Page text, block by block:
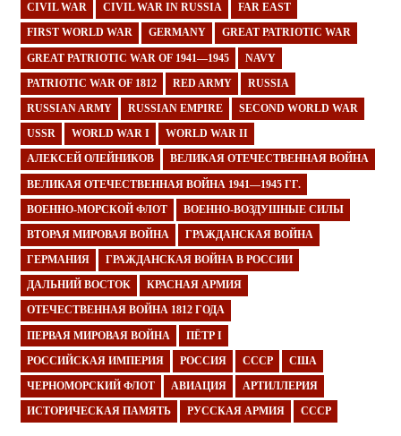
CIVIL WAR CIVIL WAR IN RUSSIA FAR EAST
FIRST WORLD WAR GERMANY GREAT PATRIOTIC WAR
GREAT PATRIOTIC WAR OF 1941—1945 NAVY
PATRIOTIC WAR OF 1812 RED ARMY RUSSIA
RUSSIAN ARMY RUSSIAN EMPIRE SECOND WORLD WAR
USSR WORLD WAR I WORLD WAR II
АЛЕКСЕЙ ОЛЕЙНИКОВ ВЕЛИКАЯ ОТЕЧЕСТВЕННАЯ ВОЙНА
ВЕЛИКАЯ ОТЕЧЕСТВЕННАЯ ВОЙНА 1941—1945 ГГ.
ВОЕННО-МОРСКОЙ ФЛОТ ВОЕННО-ВОЗДУШНЫЕ СИЛЫ
ВТОРАЯ МИРОВАЯ ВОЙНА ГРАЖДАНСКАЯ ВОЙНА
ГЕРМАНИЯ ГРАЖДАНСКАЯ ВОЙНА В РОССИИ
ДАЛЬНИЙ ВОСТОК КРАСНАЯ АРМИЯ
ОТЕЧЕСТВЕННАЯ ВОЙНА 1812 ГОДА
ПЕРВАЯ МИРОВАЯ ВОЙНА ПЁТР I
РОССИЙСКАЯ ИМПЕРИЯ РОССИЯ СССР США
ЧЕРНОМОРСКИЙ ФЛОТ АВИАЦИЯ АРТИЛЛЕРИЯ
ИСТОРИЧЕСКАЯ ПАМЯТЬ РУССКАЯ АРМИЯ СССР